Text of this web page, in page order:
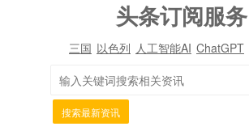
头条订阅服务
三国 以色列 人工智能AI ChatGPT
搜索最新资讯